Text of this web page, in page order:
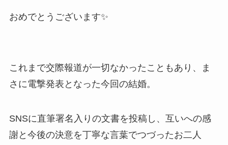
おめでとうございます✨️
これまで交際報道が一切なかったこともあり、ま
さに電撃発表となった今回の結婚。
SNSに直筆署名入りの文書を投稿し、互いへの感
謝と今後の決意を丁寧な言葉でつづったお二人